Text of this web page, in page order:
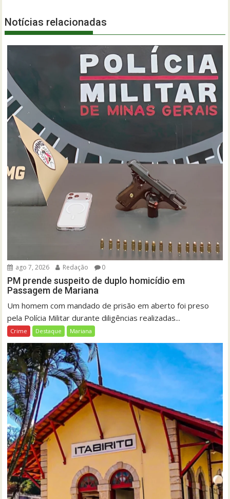
Notícias relacionadas
ago 7, 2026 Redação 0
PM prende suspeito de duplo homicídio em
Passagem de Mariana
Um homem com mandado de prisão em aberto foi preso
pela Polícia Militar durante diligências realizadas...
Crime Destaque Mariana